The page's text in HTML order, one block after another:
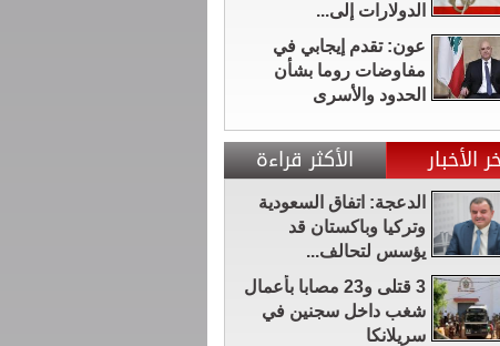
الدولارات إلى...
عون: تقدم إيجابي في
مفاوضات روما بشأن
الحدود والأسرى
الأخبار الأكثر قراءة
الدعجة: اتفاق السعودية
وتركيا وباكستان قد
يؤسس لتحالف...
3 قتلى و23 مصابا بأعمال
شغب داخل سجنين في
سريلانكا